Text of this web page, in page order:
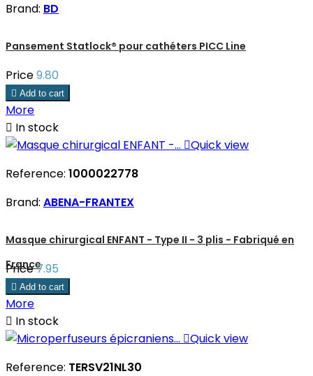
Brand: BD
Pansement Statlock® pour cathéters PICC Line
Price9.80
 Add to cart
More
 In stock
Quick view
Reference: 1000022778
Brand: ABENA-FRANTEX
Masque chirurgical ENFANT - Type II - 3 plis - Fabriqué en
France
Price7.95
 Add to cart
More
 In stock
Quick view
Reference: TERSV21NL30